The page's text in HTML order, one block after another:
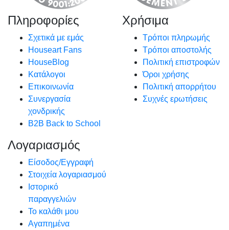
Πληροφορίες
Σχετικά με εμάς
Houseart Fans
HouseBlog
Κατάλογοι
Επικοινωνία
Συνεργασία
χονδρικής
B2B Back to School
Χρήσιμα
Τρόποι πληρωμής
Τρόποι αποστολής
Πολιτική επιστροφών
Όροι χρήσης
Πολιτική απορρήτου
Συχνές ερωτήσεις
Λογαριασμός
Είσοδος/Εγγραφή
Στοιχεία λογαριασμού
Ιστορικό
παραγγελιών
Το καλάθι μου
Αγαπημένα